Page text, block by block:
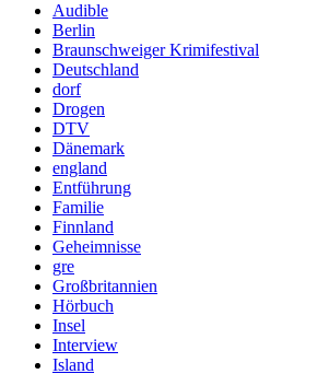
Audible
Berlin
Braunschweiger Krimifestival
Deutschland
dorf
Drogen
DTV
Dänemark
england
Entführung
Familie
Finnland
Geheimnisse
gre
Großbritannien
Hörbuch
Insel
Interview
Island